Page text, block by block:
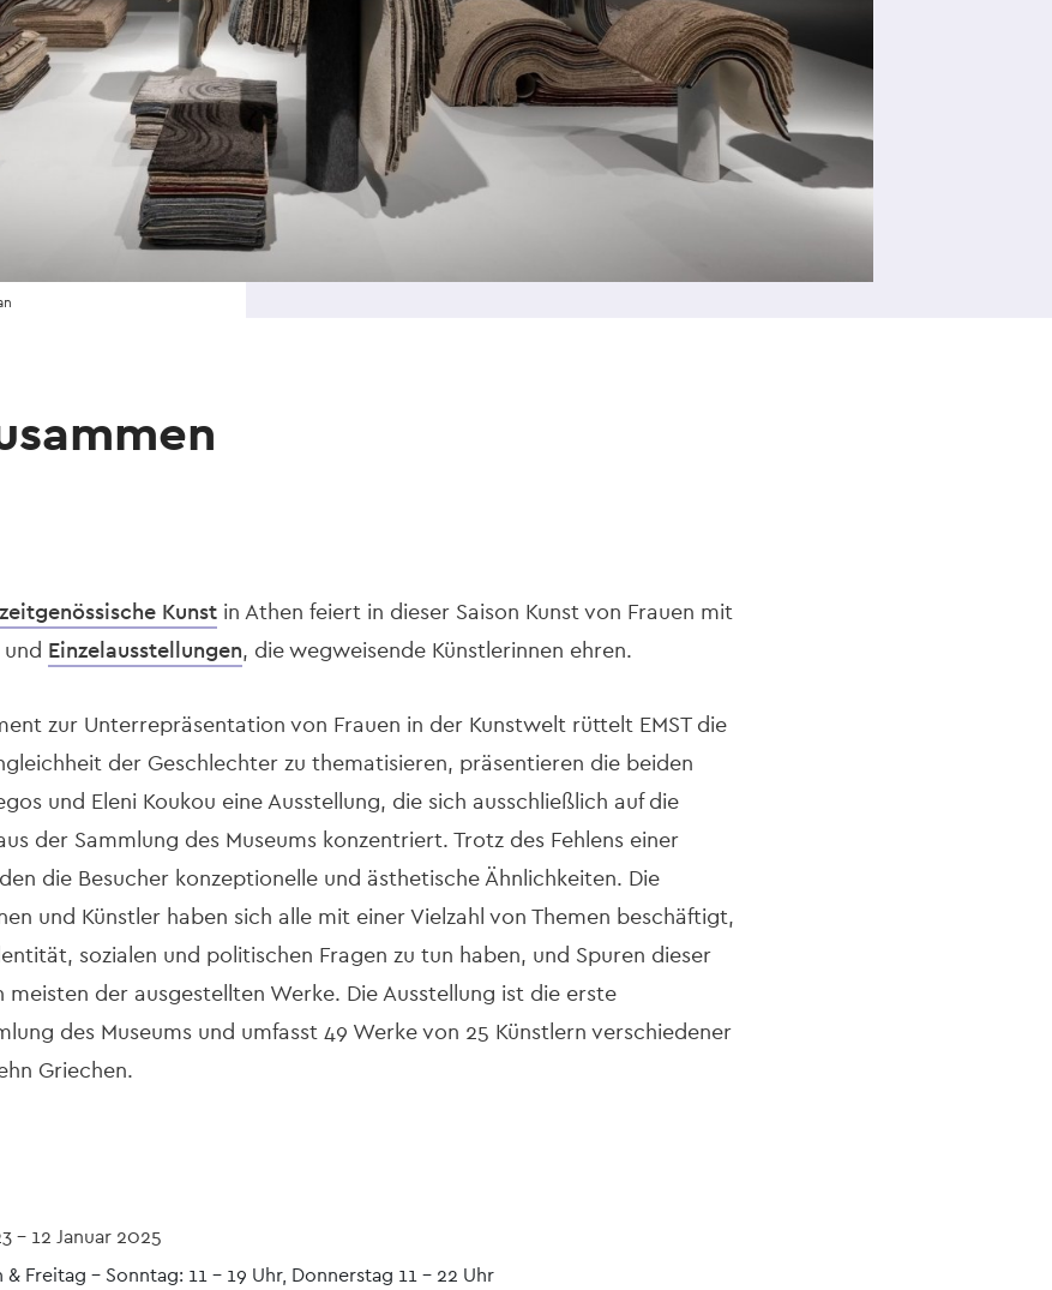
Kunstin Athen feiert in dieser Saison Kunst von Frauen mit
Einzelausstellungen, die wegweisende Künstlerinnen ehren.
zur Unterrepräsentation von Frauen in der Kunstwelt rüttelt EMST die
der Geschlechter zu thematisieren, präsentieren die beiden
und Eleni Koukou eine Ausstellung, die sich ausschließlich auf die
der Sammlung des Museums konzentriert. Trotz des Fehlens einer
die Besucher konzeptionelle und ästhetische Ähnlichkeiten. Die
und Künstler haben sich alle mit einer Vielzahl von Themen beschäftigt,
sozialen und politischen Fragen zu tun haben, und Spuren dieser
meisten der ausgestellten Werke. Die Ausstellung ist die erste
des Museums und umfasst 49 Werke von 25 Künstlern verschiedener
Griechen.
- 12 Januar 2025
Freitag - Sonntag: 11 – 19 Uhr, Donnerstag 11 - 22 Uhr